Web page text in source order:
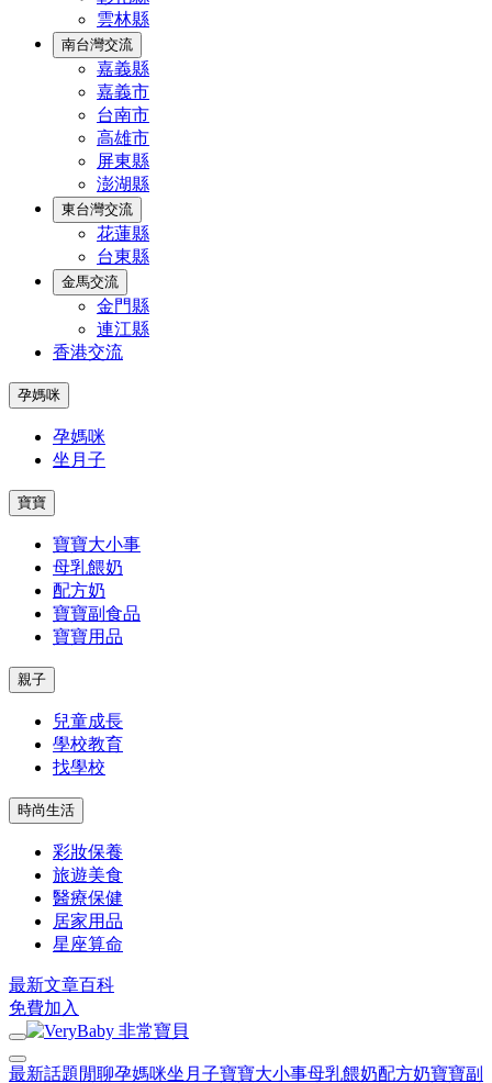
雲林縣
南台灣交流
嘉義縣
嘉義市
台南市
高雄市
屏東縣
澎湖縣
東台灣交流
花蓮縣
台東縣
金馬交流
金門縣
連江縣
香港交流
孕媽咪
孕媽咪
坐月子
寶寶
寶寶大小事
母乳餵奶
配方奶
寶寶副食品
寶寶用品
親子
兒童成長
學校教育
找學校
時尚生活
彩妝保養
旅遊美食
醫療保健
居家用品
星座算命
最新文章百科
免費加入
最新話題 閒聊孕媽咪坐月子寶寶大小事母乳餵奶配方奶寶寶副